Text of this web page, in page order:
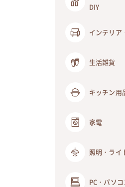
DIY
インテリア
生活雑貨
キッチン用
家電
照明・ライ
PC・パソ